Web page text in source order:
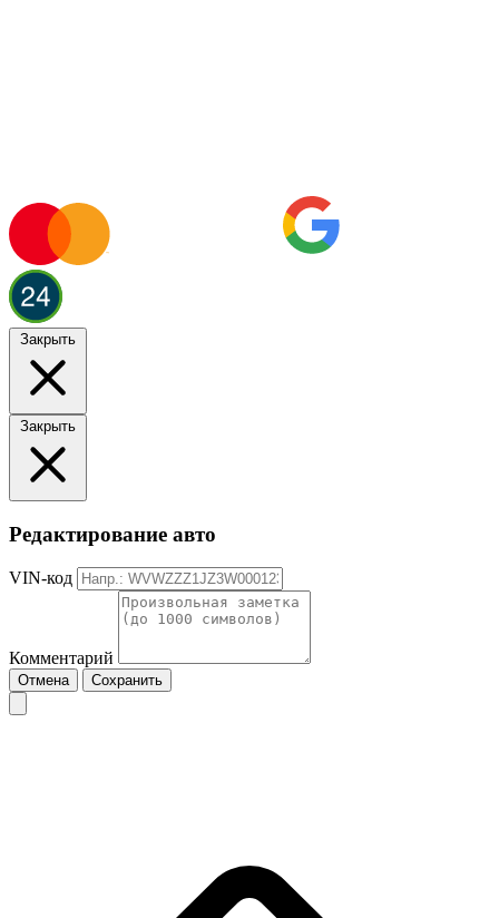
Закрыть
Закрыть
Редактирование авто
VIN-код
Комментарий
Отмена Сохранить